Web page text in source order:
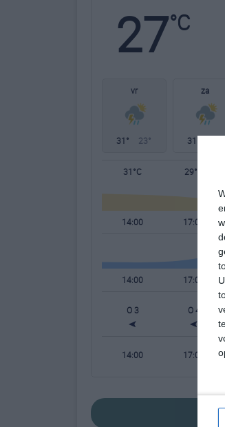
27°C
vr
31° 23°
za
31°
31°C 29°C
14:00 17:00
14:00 17:00
O 3 O 4
14:00 17:00